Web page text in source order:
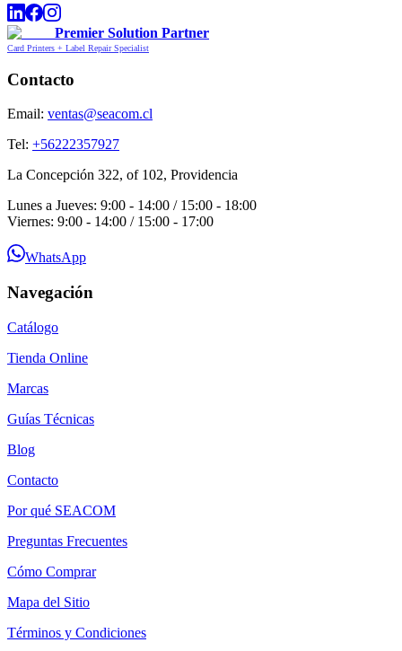
Premier Solution Partner
Card Printers + Label Repair Specialist
Contacto
Email: ventas@seacom.cl
Tel: +56222357927
La Concepción 322, of 102, Providencia
Lunes a Jueves: 9:00 - 14:00 / 15:00 - 18:00
Viernes: 9:00 - 14:00 / 15:00 - 17:00
WhatsApp
Navegación
Catálogo
Tienda Online
Marcas
Guías Técnicas
Blog
Contacto
Por qué SEACOM
Preguntas Frecuentes
Cómo Comprar
Mapa del Sitio
Términos y Condiciones